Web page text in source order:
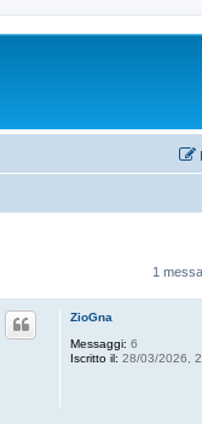
1
ZioGna
Messaggi: 6
Iscritto il: 28/03/2026,